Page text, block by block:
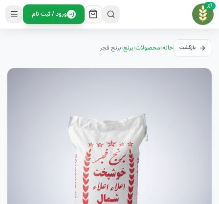
ورود / ثبت نام
بازگشت خانه›محصولات›برنج›برنج فجر